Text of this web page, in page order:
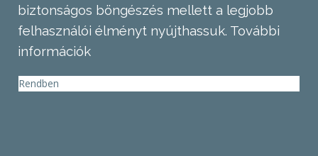
biztonságos böngészés mellett a legjobb
felhasználói élményt nyújthassuk. További
információk
Rendben